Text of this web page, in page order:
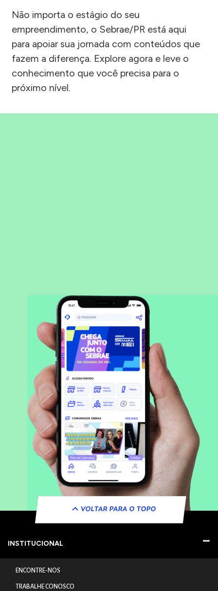
Não importa o estágio do seu
empreendimento, o Sebrae/PR está aqui
para apoiar sua jornada com conteúdos que
fazem a diferença. Explore agora e leve o
conhecimento que você precisa para o
próximo nível.
VOLTAR PARA O TOPO
INSTITUCIONAL
ENCONTRE-NOS
TRABALHE CONOSCO